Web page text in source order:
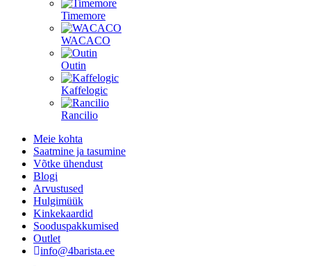
Timemore
WACACO
Outin
Kaffelogic
Rancilio
Meie kohta
Saatmine ja tasumine
Võtke ühendust
Blogi
Arvustused
Hulgimüük
Kinkekaardid
Sooduspakkumised
Outlet
info@4barista.ee